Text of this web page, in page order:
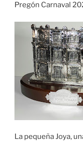
Pregón Carnaval
La pequeña Joya,